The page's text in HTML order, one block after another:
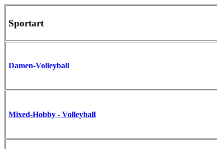
Sportart
Damen-Volleyball
Mixed-Hobby - Volleyball